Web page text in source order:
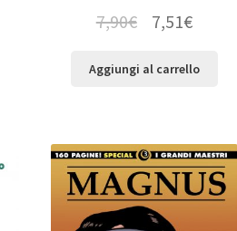
7,90€ 7,51€
Aggiungi al carrello